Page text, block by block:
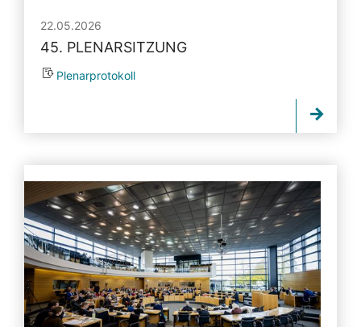
22.05.2026
45. PLENARSITZUNG
Plenarprotokoll